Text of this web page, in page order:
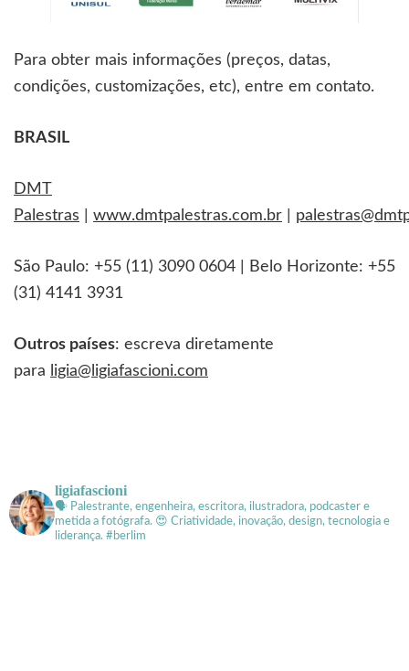
Para obter mais informações (preços, datas,
condições, customizações, etc), entre em contato.
BRASIL
DMT
Palestras
www.dmtpalestras.com.br
São Paulo: +55 (11) 3090 0604 | Belo Horizonte: +55
(31) 4141 3931
Outros países: escreva diretamente
para
ligia@ligiafascioni.com
ligiafascioni
🗣 Palestrante, engenheira, escritora, ilustradora, podcaster e
metida a fotógrafa. 😍 Criatividade, inovação, design, tecnologia e
liderança. #berlim